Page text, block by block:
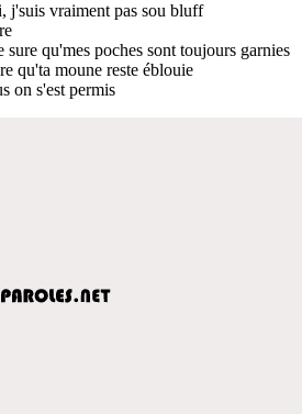
j'suis vraiment pas sou bluff
qu'mes poches sont toujours garnies
qu'ta moune reste éblouie
on s'est permis